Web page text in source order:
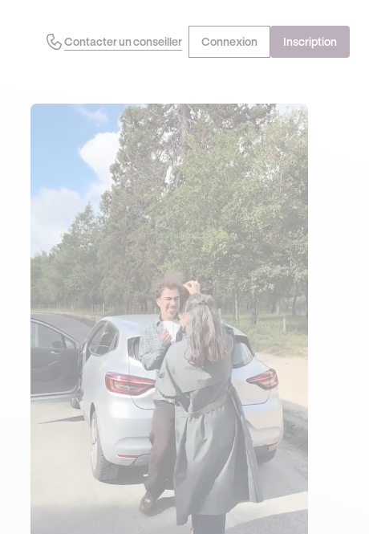
J'EN PROFITE ! OFFRE EXCLUSIVE
Contacter un conseiller Connexion Inscription